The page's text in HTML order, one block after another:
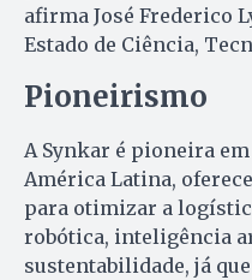
afirma José Frederico
Estado de Ciência,
Pioneirismo
A Synkar é pioneira
América Latina,
para otimizar a
robótica, inteligência
sustentabilidade, já